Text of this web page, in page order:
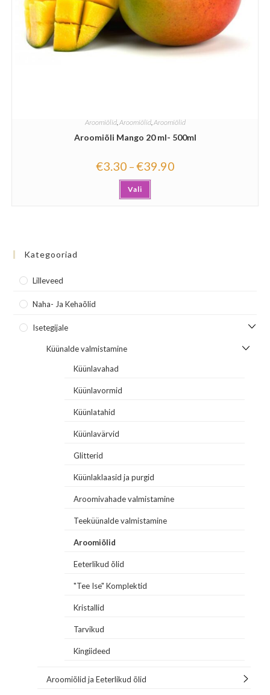
Aroomiõlid,Aroomiõlid,Aroomiõlid
Aroomiõli Mango 20 ml- 500ml
€3.30 –€39.90
Vali
Kategooriad
Lilleveed
Naha- Ja Kehaõlid
Isetegijale
Küünalde valmistamine
Küünlavahad
Küünlavormid
Küünlatahid
Küünlavärvid
Glitterid
Küünlaklaasid ja purgid
Aroomivahade valmistamine
Teeküünalde valmistamine
Aroomiõlid
Eeterlikud õlid
"Tee Ise" Komplektid
Kristallid
Tarvikud
Kingiideed
Aroomiõlid ja Eeterlikud õlid